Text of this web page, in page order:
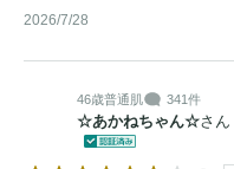
2026/7/28
46歳普通肌 341件
☆あかねちゃん☆さん